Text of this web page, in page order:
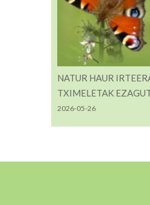
NATUR HAUR
TXIMELETAK
2026-05-26